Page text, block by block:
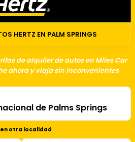
HERTZ EN PALM SPRINGS
de alquiler de autos en Miles Car
ahora y viaja sin inconvenientes
otra localidad